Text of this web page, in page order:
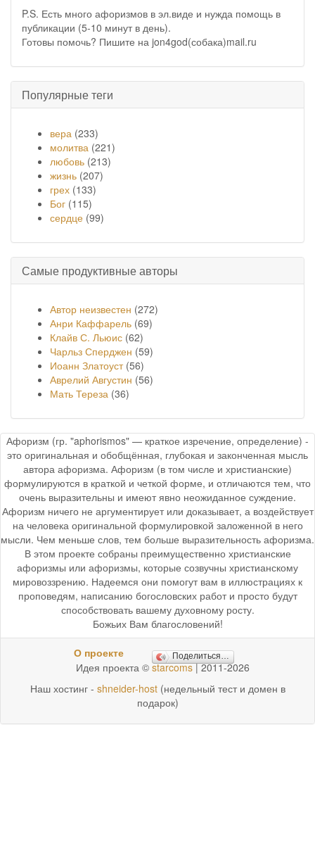
P.S. Есть много афоризмов в эл.виде и нужда помощь в
публикации (5-10 минут в день).
Готовы помочь? Пишите на jon4god(собака)mail.ru
Популярные теги
вера (233)
молитва (221)
любовь (213)
жизнь (207)
грех (133)
Бог (115)
сердце (99)
Самые продуктивные авторы
Автор неизвестен (272)
Анри Каффарель (69)
Клайв С. Льюис (62)
Чарльз Сперджен (59)
Иоанн Златоуст(56)
Аврелий Августин (56)
Мать Тереза (36)
Афоризм (гр. "aphorismos" — краткое изречение, определение) -
это оригинальная и обобщённая, глубокая и законченная мысль
автора афоризма. Афоризм (в том числе и христианские)
формулируются в краткой и четкой форме, и отличаются тем, что
очень выразительны и имеют явно неожиданное суждение.
Афоризм ничего не аргументирует или доказывает, а воздействует
на человека оригинальной формулировкой заложенной в него
мысли. Чем меньше слов, тем больше выразительность афоризма.
В этом проекте собраны преимущественно христианские
афоризмы или афоризмы, которые созвучны христианскому
мировоззрению. Надеемся они помогут вам в иллюстрациях к
проповедям, написанию богословских работ и просто будут
способствовать вашему духовному росту.
Божьих Вам благословений!
О проекте Поделиться…
Идея проекта © starcoms| 2011-2026
Наш хостинг - shneider-host(недельный тест и домен в
подарок)